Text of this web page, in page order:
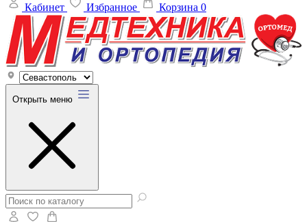
Кабинет Избранное Корзина 0
Открыть меню